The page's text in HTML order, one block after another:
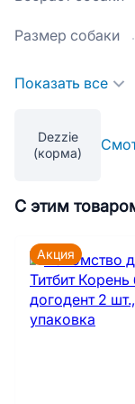
Размер собаки
Показать все
Dezzie
(корма)
С этим
Акция